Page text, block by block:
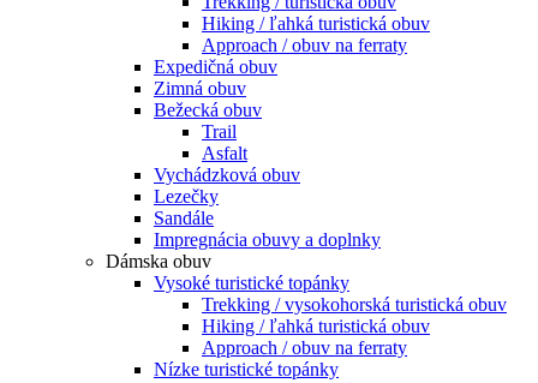
Hiking / ľahká turistická obuv
Approach / obuv na ferraty
Expedičná obuv
Zimná obuv
Bežecká obuv
Trail
Asfalt
Vychádzková obuv
Lezečky
Sandále
Impregnácia obuvy a doplnky
Dámska obuv
Vysoké turistické topánky
Trekking / vysokohorská turistická obuv
Hiking / ľahká turistická obuv
Approach / obuv na ferraty
Nízke turistické topánky